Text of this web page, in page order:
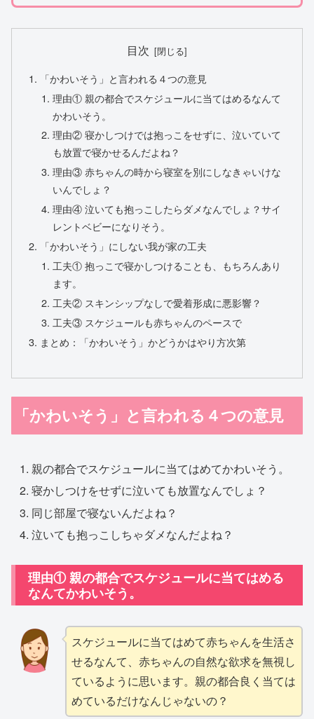
目次
「かわいそう」と言われる４つの意見
理由① 親の都合でスケジュールに当てはめるなんて
かわいそう。
理由② 寝かしつけでは抱っこをせずに、泣いていて
も放置で寝かせるんだよね？
理由③ 赤ちゃんの時から寝室を別にしなきゃいけな
いんでしょ？
理由④ 泣いても抱っこしたらダメなんでしょ？サイ
レントベビーになりそう。
「かわいそう」にしない我が家の工夫
工夫① 抱っこで寝かしつけることも、もちろんあり
ます。
工夫② スキンシップなしで愛着形成に悪影響？
工夫③ スケジュールも赤ちゃんのペースで
まとめ：「かわいそう」かどうかはやり方次第
「かわいそう」と言われる４つの意見
親の都合でスケジュールに当てはめてかわいそう。
寝かしつけをせずに泣いても放置なんでしょ？
同じ部屋で寝ないんだよね？
泣いても抱っこしちゃダメなんだよね？
理由① 親の都合でスケジュールに当てはめる
なんてかわいそう。
スケジュールに当てはめて赤ちゃんを生活さ
せるなんて、赤ちゃんの自然な欲求を無視し
ているように思います。親の都合良く当ては
めているだけなんじゃないの？